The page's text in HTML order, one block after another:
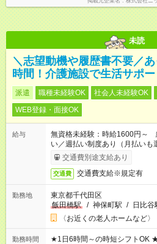
未読
＼志望動機や履歴書不要／
時間！介護施設で生活サポー
派遣 職種未経験OK 社会人未経験OK
WEB登録・面接OK
給与
無資格未経験：時給1600円
い／週払い制度あり（月払いも
完了次第のお支払いとなります。
交通費別途支給あり
交通費 交通費支給※規定有
勤務地
東京都千代田区
飯田橋駅
/ 神保町駅 / 日比谷
〈お近くの老人ホームなど〉
勤務時間
★1日6時間～の時短シフトOK ★都合に合わせてシフトが決めら